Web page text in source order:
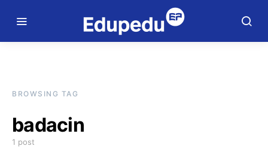
BROWSING TAG
badacin
1 post